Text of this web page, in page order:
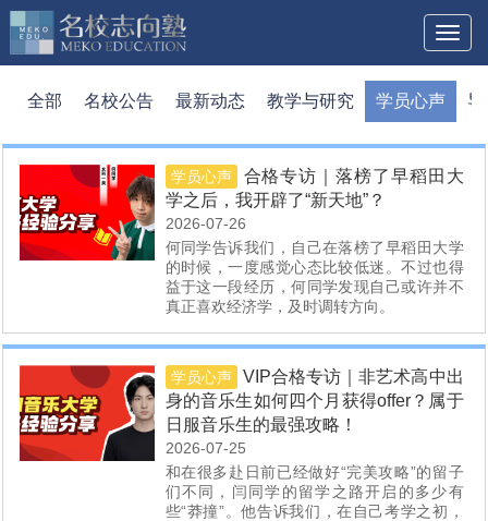
Toggle
全部 名校公告 最新动态 教学与研究 学员心声 导
学员心声
合格专访｜落榜了早稻田大
学之后，我开辟了“新天地”？
2026-07-26
何同学告诉我们，自己在落榜了早稻田大学
的时候，一度感觉心态比较低迷。不过也得
益于这一段经历，何同学发现自己或许并不
真正喜欢经济学，及时调转方向。
学员心声
VIP合格专访｜非艺术高中出
身的音乐生如何四个月获得offer？属于
日服音乐生的最强攻略！
2026-07-25
和在很多赴日前已经做好“完美攻略”的留子
们不同，闫同学的留学之路开启的多少有
些“莽撞”。他告诉我们，在自己考学之初，